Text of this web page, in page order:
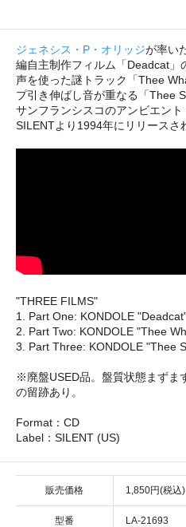
ジェネシス・P・オリッジが率い
編自主制作フィルム「Deadcat」
声を使った謎トラック「Thee
プ引き伸ばし音が重なる「Thee
サンフランシスコのアンビエン
SILENTより1994年にリリースさ
"THREE FILMS"
1. Part One: KONDOLE
2. Part Two: KONDOLE "Thee
3. Part Three: KONDOLE "Thee
※廃盤USED品。盤質状態まずま
の留跡あり。
Format：CD
Label：SILENT (US)
販売価格 1,850円(税込)
型番 LA-21693